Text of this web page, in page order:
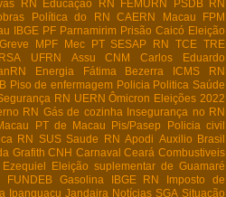
RN
Educaçao RN FEMURN
PSDB RN
Política do RN CAERN Macau
FPM
IBGE PF Parnamirim Prisão Caicó Eleição
Greve MPF Mec PT SESAP RN TCE TRE
UFRN Assu CNM
Carlos Eduardo
Energia Fátima Bezerra
ICMS RN
Piso de enfermagem Policia Politica Saúde
RN UERN Ômicron Eleições 2022
RN Gás de cozinha Insegurança no RN
PT de Macau Pis/Pasep
Policia civil
RN
SUS Saude RN Apodi Auxilio Brasil
Grafith CNH Carnaval Ceará Combustiveis
Eleição suplementar de Guamaré
FUNDEB Gasolina IBGE RN
Imposto de
Ipanguaçu Jandaira Notícias SGA Situação